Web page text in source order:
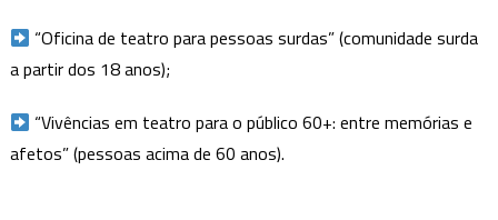
“Oficina de teatro para pessoas surdas” (comunidade surda
a partir dos 18 anos);
“Vivências em teatro para o público 60+: entre memórias e
afetos” (pessoas acima de 60 anos).